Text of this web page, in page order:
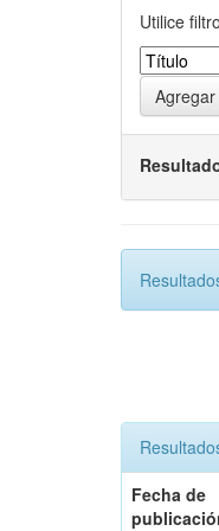
Utilice
Fecha de